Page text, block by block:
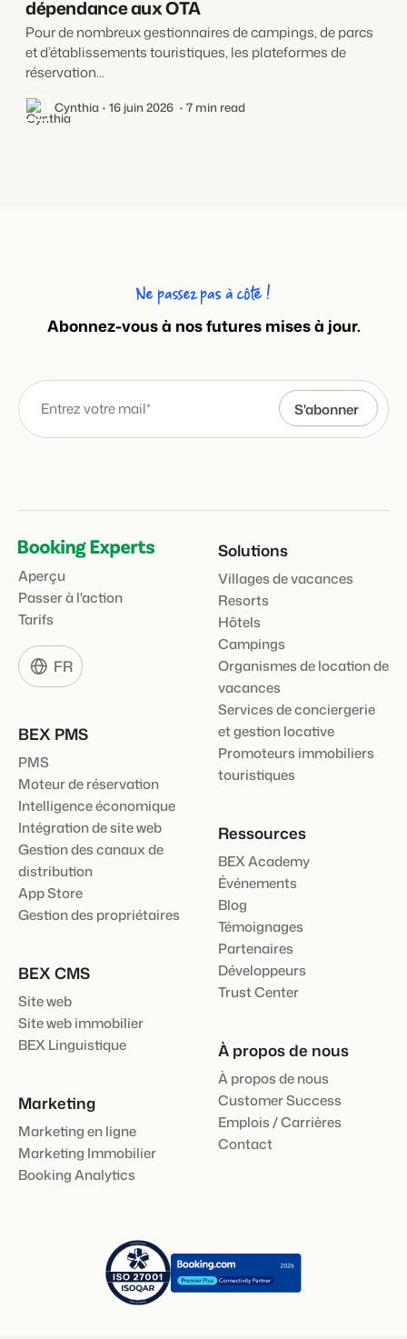
dépendance aux OTA
Pour de nombreux gestionnaires de campings, de parcs
et d’établissements touristiques, les plateformes de
réservation...
Cynthia 16 juin 2026 7 min read
Ne passez pas à côté !
Abonnez-vous à nos futures mises à jour.
Aperçu
Passer à l'action
Tarifs
FR
BEX PMS
PMS
Moteur de réservation
Intelligence économique
Intégration de site web
Gestion des canaux de
distribution
App Store
Gestion des propriétaires
BEX CMS
Site web
Site web immobilier
BEX Linguistique
Marketing
Marketing en ligne
Marketing Immobilier
Booking Analytics
Solutions
Villages de vacances
Resorts
Hôtels
Campings
Organismes de location de
vacances
Services de conciergerie
et gestion locative
Promoteurs immobiliers
touristiques
Ressources
BEX Academy
Événements
Blog
Témoignages
Partenaires
Développeurs
Trust Center
À propos de nous
À propos de nous
Customer Success
Emplois / Carrières
Contact